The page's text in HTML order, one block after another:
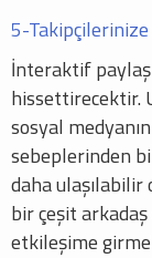
5-
İnteraktif
hissettirecektir.
sosyal
sebeplerinden
daha ulaşılabilir
bir çeşit
etkileşime